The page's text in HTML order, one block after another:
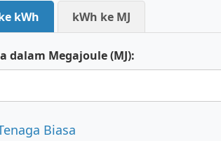
kWh kWh ke MJ
dalam Megajoule (MJ):
Biasa